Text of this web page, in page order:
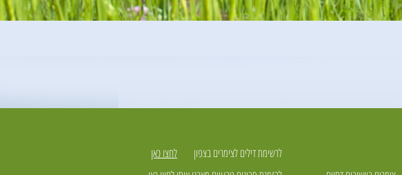
לרשימת דילים לצימרים בצפון לחצו כאן